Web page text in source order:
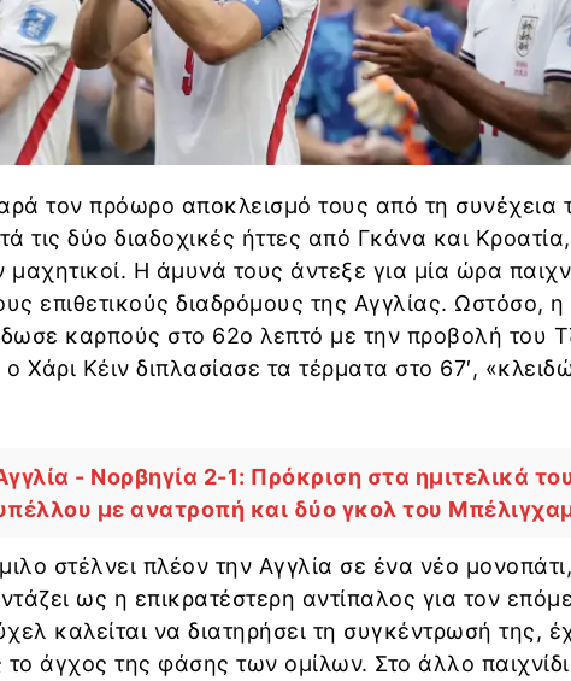
τον πρόωρο αποκλεισμό τους από τη συνέχεια
τις δύο διαδοχικές ήττες από Γκάνα και Κροατία,
Η άμυνά τους άντεξε για μία ώρα
επιθετικούς διαδρόμους της Αγγλίας. Ωστόσο,
καρπούς στο 62ο λεπτό με την προβολή του
Χάρι Κέιν διπλασίασε τα τέρματα στο 67′,
- Νορβηγία 2-1: Πρόκριση στα ημιτελικά
με ανατροπή και δύο γκολ του
στέλνει πλέον την Αγγλία σε ένα νέο
ως η επικρατέστερη αντίπαλος για τον
καλείται να διατηρήσει τη συγκέντρωσή της,
το άγχος της φάσης των ομίλων. Στο άλλο παιχνίδι